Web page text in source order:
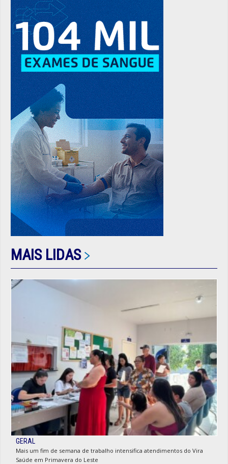
MAIS LIDAS
GERAL
Mais um fim de semana de trabalho intensifica atendimentos do Vira
Saúde em Primavera do Leste